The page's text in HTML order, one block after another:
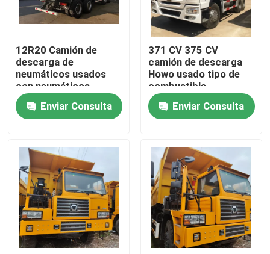
Productos
Vídeos
Sobre nosotros
12R20 Camión de
descarga de
neumáticos usados
con neumáticos
nuevos Camión
Sinotruck HOWO
Camión de retroceso
Enviar Consulta
371 CV 375 CV
camión de descarga
Howo usado tipo de
combustible
Enviar Consulta